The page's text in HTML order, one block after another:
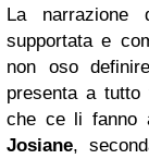
La narrazione
supportata e
non oso
presenta a
che ce li fanno
Josiane,